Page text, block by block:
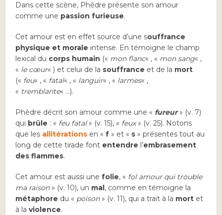
Dans cette scène, Phèdre présente son amour
comme une passion furieuse.
Cet amour est en effet source d’une souffrance
physique et morale intense. En témoigne le champ
lexical du corps humain (« mon flanc« , « mon sang« ,
« le cœur« ) et celui de la souffrance et de la mort
(« feu« , « fatal« , « languir« , « larmes« ,
« tremblante« …).
Phèdre décrit son amour comme une « fureur» (v. 7)
qui brûle : « feu fatal» (v. 15), « feux» (v. 25). Notons
que les allitérations en «f » et « s » présentes tout au
long de cette tirade font entendre l’embrasement
des flammes.
Cet amour est aussi unefolie, « fol amour qui trouble
ma raison» (v. 10), un mal, comme en témoigne la
métaphore du « poison» (v. 11), qui a trait à la mort et
à laviolence.